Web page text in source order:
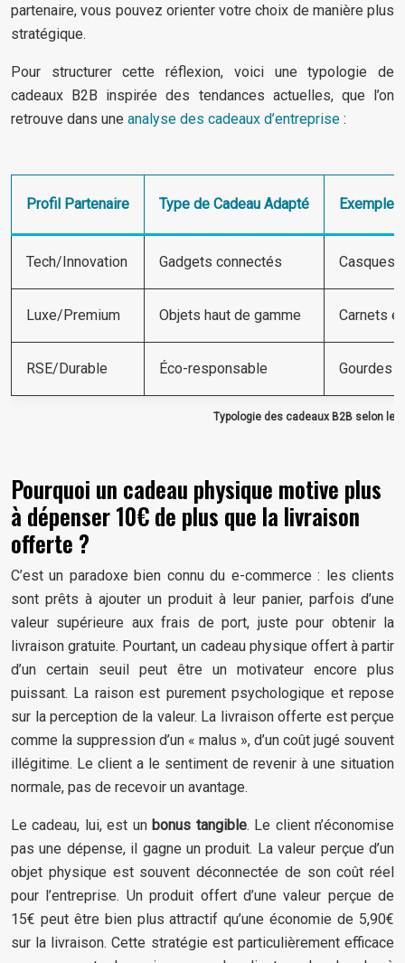
partenaire, vous pouvez orienter votre choix de manière plus
stratégique.
Pour structurer cette réflexion, voici une typologie de
cadeaux B2B inspirée des tendances actuelles, que l’on
retrouve dans une analyse des cadeaux d’entreprise :
Typologie des cadeaux B2B selon le
Profil Partenaire Type de Cadeau Adapté
Tech/Innovation Gadgets connectés Casques
Luxe/Premium Objets haut de gamme Carnets
RSE/Durable Éco-responsable Gourdes
Pourquoi un cadeau physique motive plus
à dépenser 10€ de plus que la livraison
offerte ?
C’est un paradoxe bien connu du e-commerce : les clients
sont prêts à ajouter un produit à leur panier, parfois d’une
valeur supérieure aux frais de port, juste pour obtenir la
livraison gratuite. Pourtant, un cadeau physique offert à partir
d’un certain seuil peut être un motivateur encore plus
puissant. La raison est purement psychologique et repose
sur la perception de la valeur. La livraison offerte est perçue
comme la suppression d’un « malus », d’un coût jugé souvent
illégitime. Le client a le sentiment de revenir à une situation
normale, pas de recevoir un avantage.
Le cadeau, lui, est un bonus tangible. Le client n’économise
pas une dépense, il gagne un produit. La valeur perçue d’un
objet physique est souvent déconnectée de son coût réel
pour l’entreprise. Un produit offert d’une valeur perçue de
15€ peut être bien plus attractif qu’une économie de 5,90€
sur la livraison. Cette stratégie est particulièrement efficace